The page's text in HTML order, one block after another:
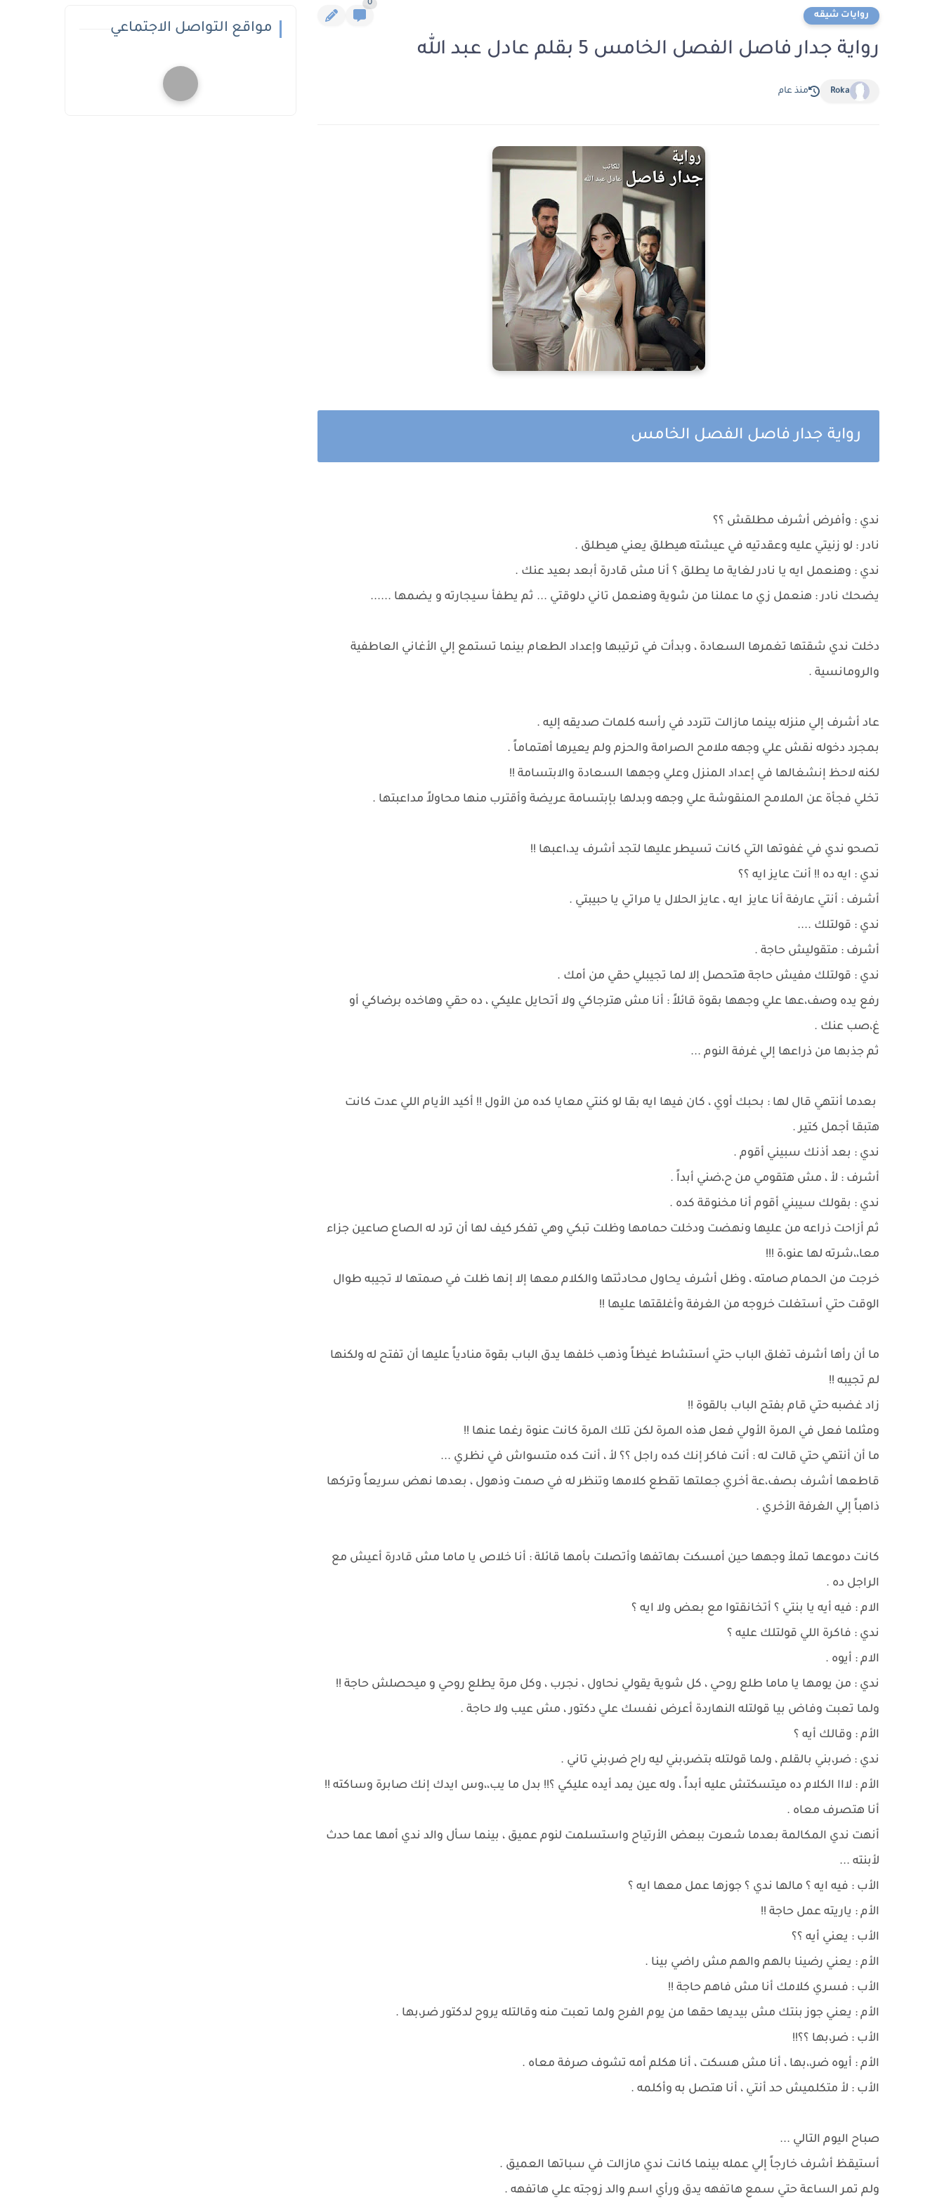
روايات شيقه
0
رواية جدار فاصل الفصل الخامس 5 بقلم عادل عبد الله
Roka منذ عام
رواية جدار فاصل الفصل الخامس
ندي : وأفرض أشرف مطلقش ؟؟
نادر : لو زنيتي عليه وعقدتيه في عيشته هيطلق يعني هيطلق .
ندي : وهنعمل ايه يا نادر لغاية ما يطلق ؟ أنا مش قادرة أبعد بعيد عنك .
يضحك نادر : هنعمل زي ما عملنا من شوية وهنعمل تاني دلوقتي ... ثم يطفأ سيجارته و يضمها ......
دخلت ندي شقتها تغمرها السعادة ، وبدأت في ترتيبها وإعداد الطعام بينما تستمع إلي الأغاني العاطفية
والرومانسية .
عاد أشرف إلي منزله بينما مازالت تتردد في رأسه كلمات صديقه إليه .
بمجرد دخوله نقش علي وجهه ملامح الصرامة والحزم ولم يعيرها أهتماماً .
لكنه لاحظ إنشغالها في إعداد المنزل وعلي وجهها السعادة والابتسامة !!
تخلي فجأة عن الملامح المنقوشة علي وجهه وبدلها بإبتسامة عريضة وأقترب منها محاولاً مداعبتها .
تصحو ندي في غفوتها التي كانت تسيطر عليها لتجد أشرف يد،اعبها !!
ندي : ايه ده !! أنت عايز ايه ؟؟
أشرف : أنتي عارفة أنا عايز ايه ، عايز الحلال يا مراتي يا حبيبتي .
ندي : قولتلك ....
أشرف : متقوليش حاجة .
ندي : قولتلك مفيش حاجة هتحصل إلا لما تجيبلي حقي من أمك .
رفع يده وصف،عها علي وجهها بقوة قائلاً : أنا مش هترجاكي ولا أتحايل عليكي ، ده حقي وهاخده برضاكي أو
غ،صب عنك .
ثم جذبها من ذراعها إلي غرفة النوم ...
بعدما أنتهي قال لها : بحبك أوي ، كان فيها ايه بقا لو كنتي معايا كده من الأول !! أكيد الأيام اللي عدت كانت
هتبقا أجمل كتير .
ندي : بعد أذنك سبيني أقوم .
أشرف : لأ ، مش هتقومي من ح،ضني أبداً .
ندي : بقولك سيبني أقوم أنا مخنوقة كده .
ثم أزاحت ذراعه من عليها ونهضت ودخلت حمامها وظلت تبكي وهي تفكر كيف لها أن ترد له الصاع صاعين جزاء
معا،،شرته لها عنو،ة !!!
خرجت من الحمام صامته ، وظل أشرف يحاول محادثتها والكلام معها إلا إنها ظلت في صمتها لا تجيبه طوال
الوقت حتي أستغلت خروجه من الغرفة وأغلقتها عليها !!
ما أن رأها أشرف تغلق الباب حتي أستشاط غيظاً وذهب خلفها يدق الباب بقوة منادياً عليها أن تفتح له ولكنها
لم تجيبه !!
زاد غضبه حتي قام بفتح الباب بالقوة !!
ومثلما فعل في المرة الأولي فعل هذه المرة لكن تلك المرة كانت عنوة رغما عنها !!
ما أن أنتهي حتي قالت له : أنت فاكر إنك كده راجل ؟؟ لأ ، أنت كده متسواش في نظري ...
قاطعها أشرف بصف،عة أخري جعلتها تقطع كلامها وتنظر له في صمت وذهول ، بعدها نهض سريعاً وتركها
ذاهباً إلي الغرفة الأخري .
كانت دموعها تملأ وجهها حين أمسكت بهاتفها وأتصلت بأمها قائلة : أنا خلاص يا ماما مش قادرة أعيش مع
الراجل ده .
الام : فيه أيه يا بنتي ؟ أتخانقتوا مع بعض ولا ايه ؟
ندي : فاكرة اللي قولتلك عليه ؟
الام : أيوه .
ندي : من يومها يا ماما طلع روحي ، كل شوية يقولي نحاول ، نجرب ، وكل مرة يطلع روحي و ميحصلش حاجة !!
ولما تعبت وفاض بيا قولتله النهاردة أعرض نفسك علي دكتور ، مش عيب ولا حاجة .
الأم : وقالك أيه ؟
ندي : ضر،بني بالقلم ، ولما قولتله بتضر،بني ليه راح ضر،بني تاني .
الأم : لااا الكلام ده ميتسكتش عليه أبداً ، وله عين يمد أيده عليكي ؟!! بدل ما يب،،وس ايدك إنك صابرة وساكته !!
أنا هتصرف معاه .
أنهت ندي المكالمة بعدما شعرت ببعض الأرتياح واستسلمت لنوم عميق ، بينما سأل والد ندي أمها عما حدث
لأبنته ...
الأب : فيه ايه ؟ مالها ندي ؟ جوزها عمل معها ايه ؟
الأم : ياريته عمل حاجة !!
الأب : يعني أيه ؟؟
الأم : يعني رضينا بالهم والهم مش راضي بينا .
الأب : فسري كلامك أنا مش فاهم حاجة !!
الأم : يعني جوز بنتك مش بيديها حقها من يوم الفرح ولما تعبت منه وقالتله يروح لدكتور ضر،بها .
الأب : ضر،بها ؟؟!!
الأم : أيوه ضر،،بها ، أنا مش هسكت ، أنا هكلم أمه تشوف صرفة معاه .
الأب : لأ متكلميش حد أنتي ، أنا هتصل به وأكلمه .
صباح اليوم التالي ...
أستيقظ أشرف خارجاً إلي عمله بينما كانت ندي مازالت في سباتها العميق .
ولم تمر الساعة حتي سمع هاتفهه يدق ورأي اسم والد زوجته علي هاتفهه .
مواقع التواصل الاجتماعي